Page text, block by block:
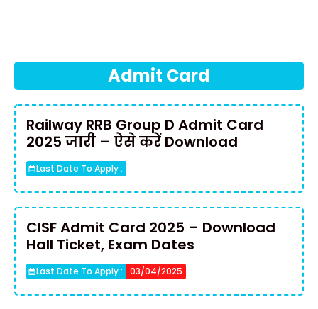
Admit Card
Railway RRB Group D Admit Card
2025 जारी – ऐसे करें Download
Last Date To Apply :
CISF Admit Card 2025 – Download
Hall Ticket, Exam Dates
Last Date To Apply : 03/04/2025